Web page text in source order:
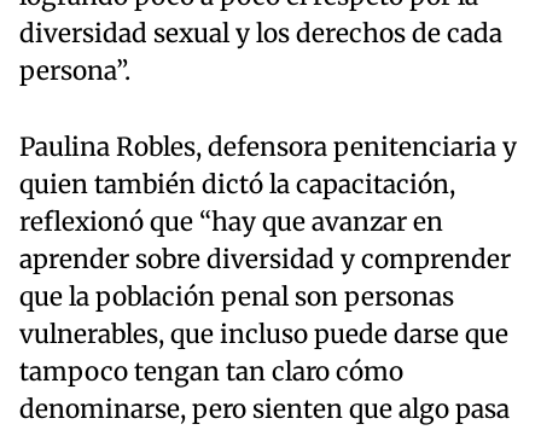
diversidad sexual y los derechos de cada
persona”.
Paulina Robles, defensora penitenciaria y
quien también dictó la capacitación,
reflexionó que “hay que avanzar en
aprender sobre diversidad y comprender
que la población penal son personas
vulnerables, que incluso puede darse que
tampoco tengan tan claro cómo
denominarse, pero sienten que algo pasa